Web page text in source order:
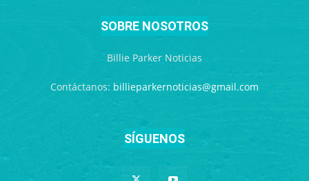
SOBRE NOSOTROS
Billie Parker Noticias
Contáctanos: billieparkernoticias@gmail.com
SÍGUENOS